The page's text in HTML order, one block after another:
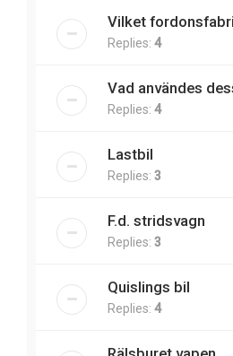
Vilket
Replies: 4
Vad användes
Replies: 4
Lastbil
Replies: 3
F.d. stridsvagn
Replies: 3
Quislings bil
Replies: 4